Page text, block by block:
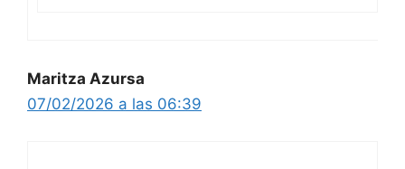
Maritza Azursa
07/02/2026 a las 06:39